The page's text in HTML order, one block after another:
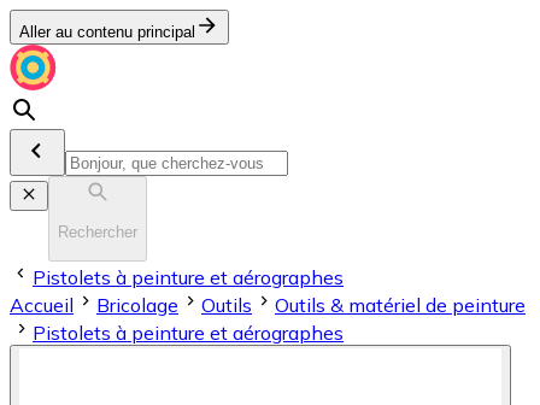
Aller au contenu principal
Rechercher
Pistolets à peinture et aérographes
Accueil
Bricolage Outils
Outils & matériel de peinture
Pistolets à peinture et aérographes